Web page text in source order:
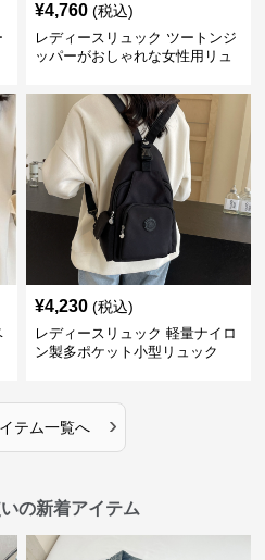
¥4,760 (税込)
レディースリュック ツートンジ
ッパーがおしゃれな女性用リュ
¥4,230 (税込)
レディースリュック 軽量ナイロ
ン製多ポケット小型リュック
テム一覧へ ›
の新着アイテム